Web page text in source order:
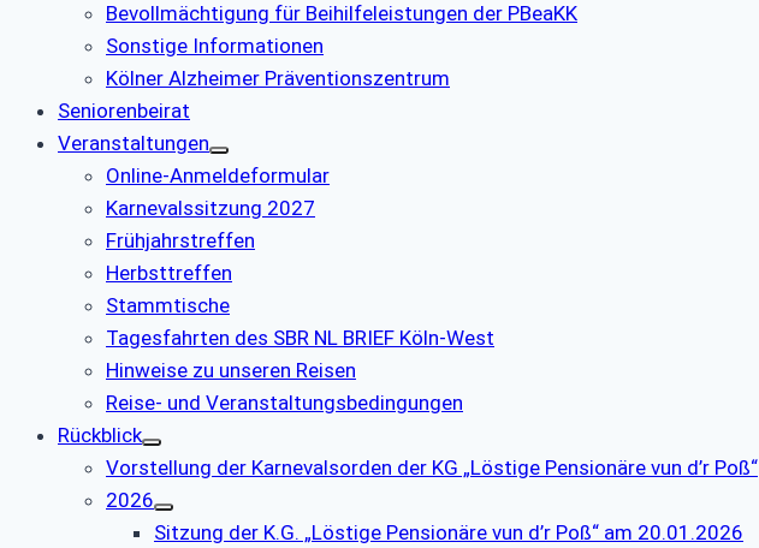
Bevollmächtigung für Beihilfeleistungen der PBeaKK
Sonstige Informationen
Kölner Alzheimer Präventionszentrum
Seniorenbeirat
Veranstaltungen
Online-Anmeldeformular
Karnevalssitzung 2027
Frühjahrstreffen
Herbsttreffen
Stammtische
Tagesfahrten des SBR NL BRIEF Köln-West
Hinweise zu unseren Reisen
Reise- und Veranstaltungsbedingungen
Rückblick
Vorstellung der Karnevalsorden der KG „Löstige Pensionäre vun d’r Poß“
2026
Sitzung der K.G. „Löstige Pensionäre vun d’r Poß“ am 20.01.2026